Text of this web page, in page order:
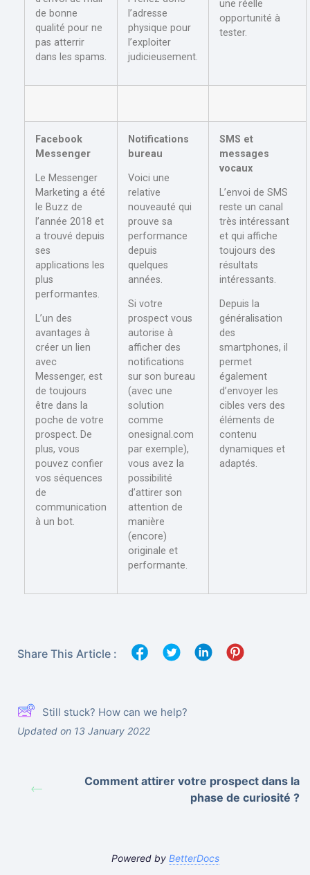
de bonne
qualité pour ne
pas atterrir
dans les spams.
l’adresse
physique pour
l’exploiter
judicieusement.
une réelle
opportunité à
tester.
Facebook
Messenger
Le Messenger
Marketing a été
le Buzz de
l’année 2018 et
a trouvé depuis
ses
applications les
plus
performantes.
L’un des
avantages à
créer un lien
avec
Messenger, est
de toujours
être dans la
poche de votre
prospect. De
plus, vous
pouvez confier
vos séquences
de
communication
à un bot.
Notifications
bureau
Voici une
relative
nouveauté qui
prouve sa
performance
depuis
quelques
années.
Si votre
prospect vous
autorise à
afficher des
notifications
sur son bureau
(avec une
solution
comme
onesignal.com
par exemple),
vous avez la
possibilité
d’attirer son
attention de
manière
(encore)
originale et
performante.
SMS et
messages
vocaux
L’envoi de SMS
reste un canal
très intéressant
et qui affiche
toujours des
résultats
intéressants.
Depuis la
généralisation
des
smartphones, il
permet
également
d’envoyer les
cibles vers des
éléments de
contenu
dynamiques et
adaptés.
Share This Article :
Still stuck? How can we help?
Updated on 13 January 2022
Comment attirer votre prospect dans la
phase de curiosité ?
Powered by BetterDocs